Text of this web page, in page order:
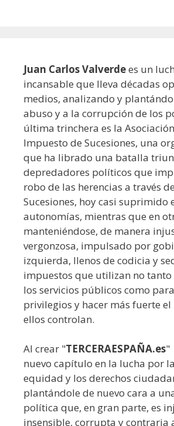
Juan Carlos Valverdees un
incansable que lleva décadas
medios, analizando y
abuso y a la corrupción de los
última trinchera es la
Impuesto de Sucesiones, una
que ha librado una batalla
depredadores políticos que
robo de las herencias a través
Sucesiones, hoy casi suprimido
autonomías, mientras que en
manteniéndose, de manera
vergonzosa, impulsado por
izquierda, llenos de codicia y
impuestos que utilizan no
los servicios públicos como
privilegios y hacer más fuerte el
ellos controlan.
Al crear "TERCERAESPAÑA.es"
nuevo capítulo en la lucha por
equidad y los derechos
plantándole de nuevo cara a
política que, en gran parte, es
insensible, corrupta y contraria